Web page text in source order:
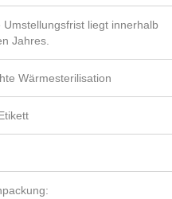
Umstellungsfrist liegt innerhalb
Jahres.
Wärmesterilisation